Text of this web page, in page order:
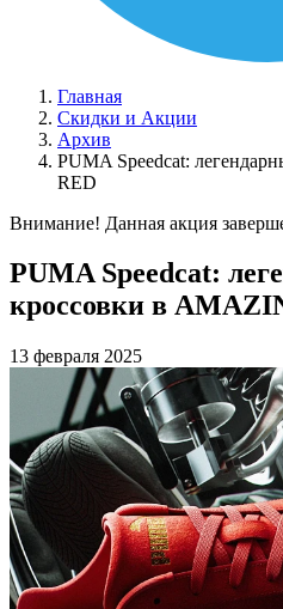
Главная
Скидки и Акции
Архив
PUMA Speedcat:
RED
Внимание! Данная акция
PUMA Speedcat:
кроссовки в
13 февраля 2025